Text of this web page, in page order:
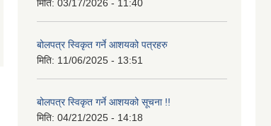
मिति: 03/17/2026 - 11:40
बोलपत्र स्विकृत गर्ने आशयको पत्रहरु
मिति: 11/06/2025 - 13:51
बोलपत्र स्विकृत गर्ने आशयको सूचना !!
मिति: 04/21/2025 - 14:18